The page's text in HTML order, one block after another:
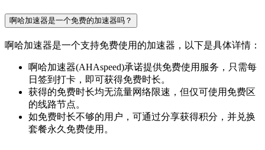
啊哈加速器是一个免费的加速器吗？
啊哈加速器是一个支持免费使用的加速器，以下是具体详情：
啊哈加速器(AHAspeed)承诺提供免费使用服务，只需每
日签到打卡，即可获得免费时长。
获得的免费时长均无流量网络限速，但仅可使用免费区
的线路节点。
如免费时长不够的用户，可通过分享获得积分，并兑换
套餐永久免费使用。